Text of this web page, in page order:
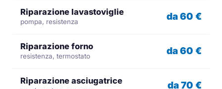
Riparazione lavastoviglie
pompa, resistenza da 60 €
Riparazione forno
resistenza, termostato da 60 €
Riparazione asciugatrice da 70 €